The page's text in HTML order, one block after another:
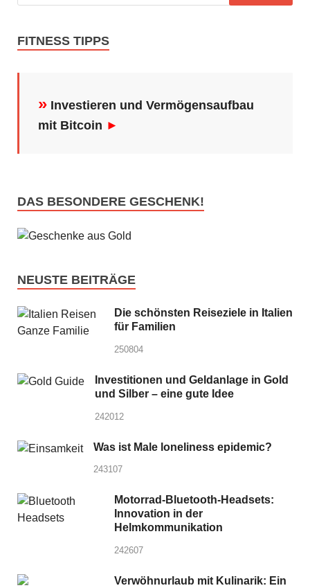
FITNESS TIPPS
» Investieren und Vermögensaufbau
mit Bitcoin ►
DAS BESONDERE GESCHENK!
NEUSTE BEITRÄGE
Die schönsten Reiseziele in Italien
für Familien
250804
Investitionen und Geldanlage in Gold
und Silber – eine gute Idee
242012
Was ist Male loneliness epidemic?
243107
Motorrad-Bluetooth-Headsets:
Innovation in der
Helmkommunikation
242607
Verwöhnurlaub mit Kulinarik: Ein